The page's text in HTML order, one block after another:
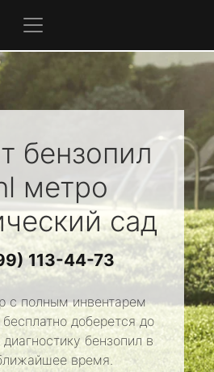
бензопил
метро
сад
113-44-73
с полным инвентарем
доберется до
бензопил в
время.